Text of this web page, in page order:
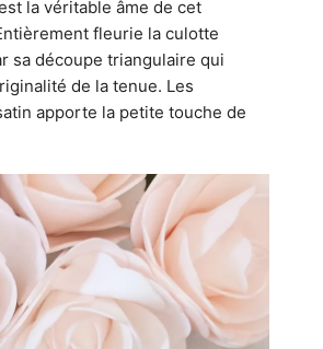
la véritable âme de cet
fleurie la culotte
sa découpe triangulaire qui
de la tenue. Les
apporte la petite touche de